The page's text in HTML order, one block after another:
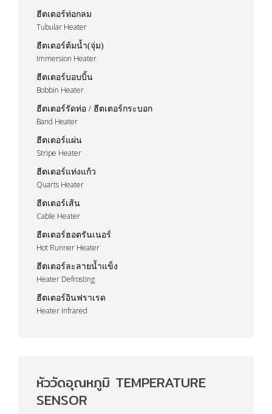
ฮีตเตอร์ท่อกลม
Tubular Heater
ฮีตเตอร์ต้มน้ำ(จุ่ม)
Immersion Heater
ฮีตเตอร์บอบบิ้น
Bobbin Heater
ฮีตเตอร์รัดท่อ / ฮีตเตอร์กระบอก
Band Heater
ฮีตเตอร์แผ่น
Stripe Heater
ฮีตเตอร์แท่งแก้ว
Quarts Heater
ฮีตเตอร์เส้น
Cable Heater
ฮีตเตอร์ฮอตรันเนอร์
Hot Runner Heater
ฮีตเตอร์ละลายน้ำแข็ง
Heater Defrosting
ฮีตเตอร์อินฟราเรด
Heater Infrared
หัววัดอุณหภูมิ TEMPERATURE
SENSOR